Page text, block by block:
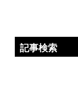
記事検索